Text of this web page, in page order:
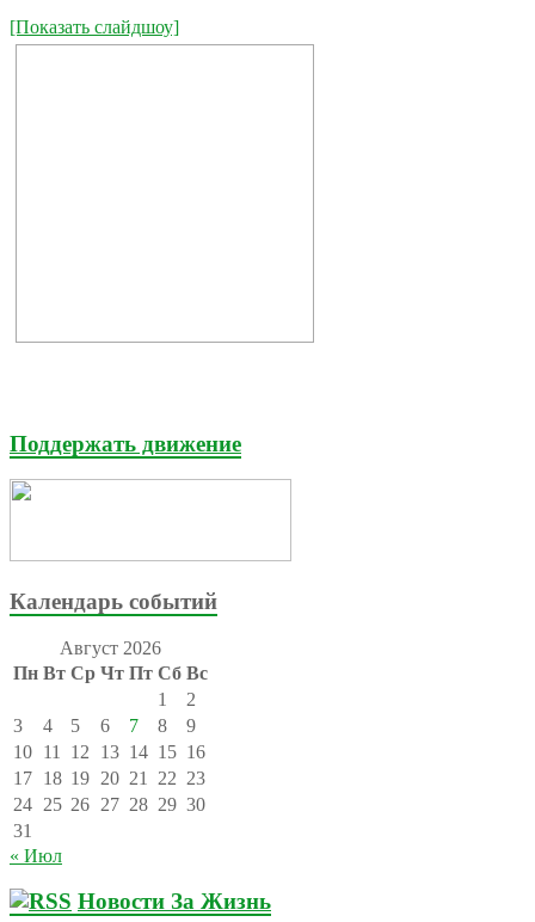
[Показать слайдшоу]
Поддержать движение
Календарь событий
Август 2026
Пн Вт Ср Чт Пт Сб Вс
1
2
3
4 5 6 7 8
9
10 11 12 13 14 15 16
17 18 19 20 21 22 23
24 25 26 27 28 29 30
31
« Июл
Новости За Жизнь